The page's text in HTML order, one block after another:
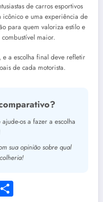
de carros esportivos
icônico e uma experiência de
para quem valoriza estilo e
maior.
e a escolha final deve refletir
de cada motorista.
os a fazer a escolha
sua opinião sobre qual